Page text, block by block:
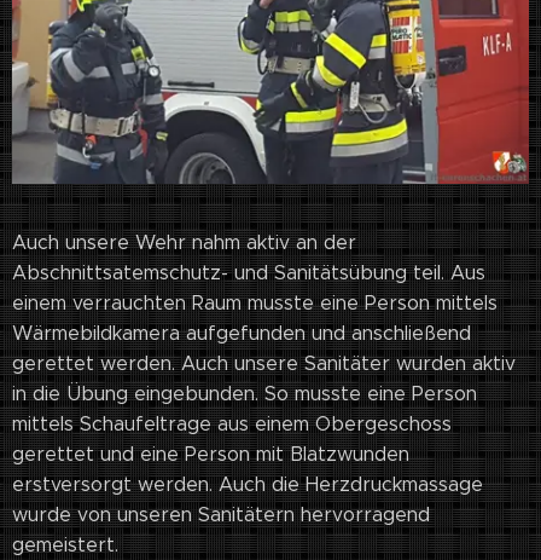
Auch unsere Wehr nahm aktiv an der
Abschnittsatemschutz- und Sanitätsübung teil. Aus
einem verrauchten Raum musste eine Person mittels
Wärmebildkamera aufgefunden und anschließend
gerettet werden. Auch unsere Sanitäter wurden aktiv
in die Übung eingebunden. So musste eine Person
mittels Schaufeltrage aus einem Obergeschoss
gerettet und eine Person mit Blatzwunden
erstversorgt werden. Auch die Herzdruckmassage
wurde von unseren Sanitätern hervorragend
gemeistert.